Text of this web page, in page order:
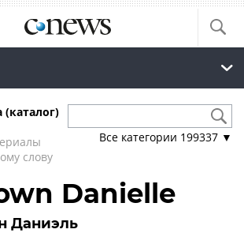
(каталог)
слову
Все категории 199337 ▼
Danielle
Даниэль